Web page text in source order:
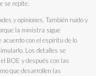
se repite.
y opiniones. También ruido y
la ministra sigue
con el espíritu de lo
Los detalles se
BOE y después con las
que desarrollen las